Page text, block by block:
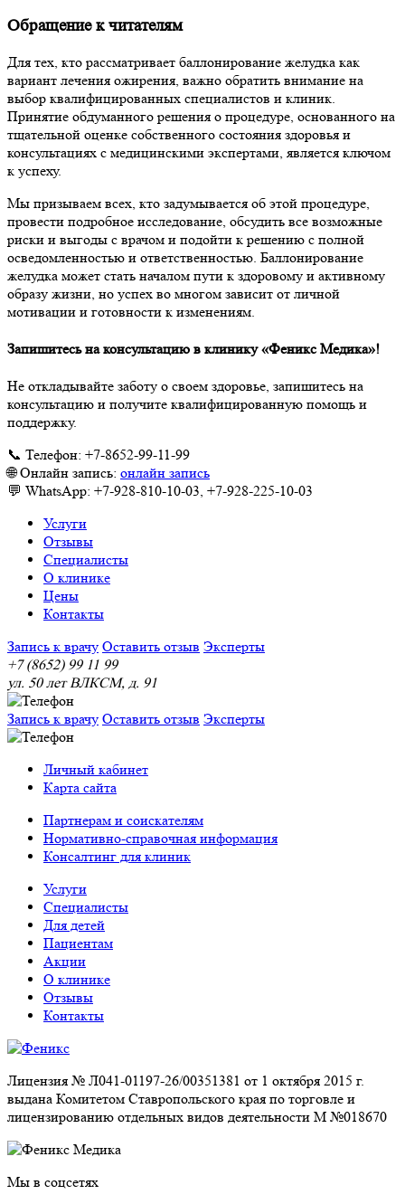
Обращение к читателям
Для тех, кто рассматривает баллонирование желудка как
вариант лечения ожирения, важно обратить внимание на
выбор квалифицированных специалистов и клиник.
Принятие обдуманного решения о процедуре, основанного на
тщательной оценке собственного состояния здоровья и
консультациях с медицинскими экспертами, является ключом
к успеху.
Мы призываем всех, кто задумывается об этой процедуре,
провести подробное исследование, обсудить все возможные
риски и выгоды с врачом и подойти к решению с полной
осведомленностью и ответственностью. Баллонирование
желудка может стать началом пути к здоровому и активному
образу жизни, но успех во многом зависит от личной
мотивации и готовности к изменениям.
Запишитесь на консультацию в клинику «Феникс Медика»!
Не откладывайте заботу о своем здоровье, запишитесь на
консультацию и получите квалифицированную помощь и
поддержку.
📞 Телефон: +7-8652-99-11-99
🌐 Онлайн запись: онлайн запись
💬 WhatsApp: +7-928-810-10-03, +7-928-225-10-03
Услуги
Отзывы
Специалисты
О клинике
Цены
Контакты
Запись к врачу Оставить отзыв Эксперты
+7 (8652) 99 11 99
ул. 50 лет ВЛКСМ, д. 91
Запись к врачу Оставить отзыв Эксперты
Личный кабинет
Карта сайта
Партнерам и соискателям
Нормативно-справочная информация
Консалтинг для клиник
Услуги
Специалисты
Для детей
Пациентам
Акции
О клинике
Отзывы
Контакты
Лицензия № Л041-01197-26/00351381 от 1 октября 2015 г.
выдана Комитетом Ставропольского края по торговле и
лицензированию отдельных видов деятельности М №018670
Мы в соцсетях